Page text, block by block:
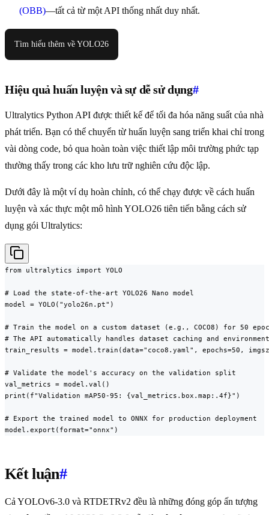
(OBB)—tất cả từ một API thống nhất duy nhất.
Tìm hiểu thêm về YOLO26
Hiệu quả huấn luyện và sự dễ sử dụng#
Ultralytics Python API được thiết kế để tối đa hóa năng suất của nhà
phát triển. Bạn có thể chuyển từ huấn luyện sang triển khai chỉ trong
vài dòng code, bỏ qua hoàn toàn việc thiết lập môi trường phức tạp
thường thấy trong các kho lưu trữ nghiên cứu độc lập.
Dưới đây là một ví dụ hoàn chỉnh, có thể chạy được về cách huấn
luyện và xác thực một mô hình YOLO26 tiên tiến bằng cách sử
dụng gói Ultralytics:
from ultralytics import YOLO
# Load the state-of-the-art YOLO26 Nano model
model = YOLO("yolo26n.pt")
# Train the model on a custom dataset (e.g., COCO8) for 50
# The API automatically handles dataset caching and
train_results = model.train(data="coco8.yaml", epochs=50,
# Validate the model's accuracy on the validation split
val_metrics = model.val()
print(f"Validation mAP50-95: {val_metrics.box.map:.4f}")
# Export the trained model to ONNX for production deployment
model.export(format="onnx")
Kết luận#
Cả YOLOv6-3.0 và RTDETRv2 đều là những đóng góp ấn tượng